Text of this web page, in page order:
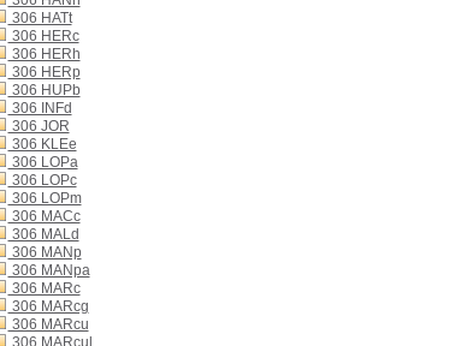
306 HATt
306 HERc
306 HERh
306 HERp
306 HUPb
306 INFd
306 JOR
306 KLEe
306 LOPa
306 LOPc
306 LOPm
306 MACc
306 MALd
306 MANp
306 MANpa
306 MARc
306 MARcg
306 MARcu
306 MARcul